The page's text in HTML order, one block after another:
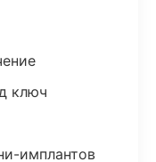
ключ
имплантов